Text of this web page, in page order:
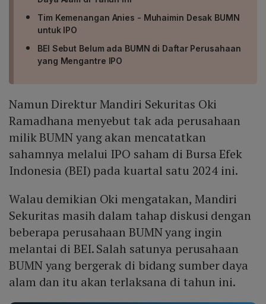
Tim Kemenangan Anies - Muhaimin Desak BUMN
untuk IPO
BEI Sebut Belum ada BUMN di Daftar Perusahaan
yang Mengantre IPO
Namun Direktur Mandiri Sekuritas Oki
Ramadhana menyebut tak ada perusahaan
milik BUMN yang akan mencatatkan
sahamnya melalui IPO saham di Bursa Efek
Indonesia (BEI) pada kuartal satu 2024 ini.
Walau demikian Oki mengatakan, Mandiri
Sekuritas masih dalam tahap diskusi dengan
beberapa perusahaan BUMN yang ingin
melantai di BEI. Salah satunya perusahaan
BUMN yang bergerak di bidang sumber daya
alam dan itu akan terlaksana di tahun ini.